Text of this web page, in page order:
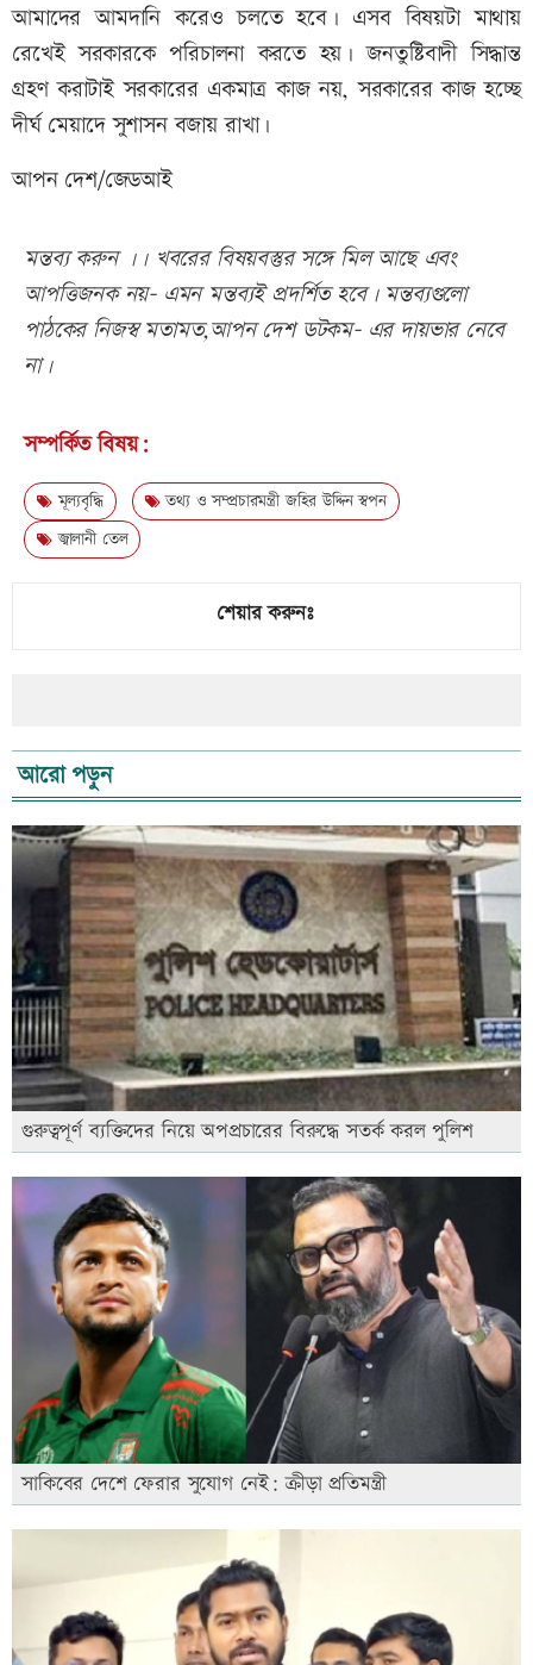
আমাদের আমদানি করেও চলতে হবে। এসব বিষয়টা মাথায়
রেখেই সরকারকে পরিচালনা করতে হয়। জনতুষ্টিবাদী সিদ্ধান্ত
গ্রহণ করাটাই সরকারের একমাত্র কাজ নয়, সরকারের কাজ হচ্ছে
দীর্ঘ মেয়াদে সুশাসন বজায় রাখা।
আপন দেশ/জেডআই
মন্তব্য করুন ।। খবরের বিষয়বস্তুর সঙ্গে মিল আছে এবং
আপত্তিজনক নয়- এমন মন্তব্যই প্রদর্শিত হবে। মন্তব্যগুলো
পাঠকের নিজস্ব মতামত,আপন দেশ ডটকম- এর দায়ভার নেবে
না।
সম্পর্কিত বিষয়:
মূল্যবৃদ্ধি
তথ্য ও সম্প্রচারমন্ত্রী জহির উদ্দিন স্বপন
জ্বালানী তেল
শেয়ার করুনঃ
আরো পড়ুন
গুরুত্বপূর্ণ ব্যক্তিদের নিয়ে অপপ্রচারের বিরুদ্ধে সতর্ক করল পুলিশ
সাকিবের দেশে ফেরার সুযোগ নেই: ক্রীড়া প্রতিমন্ত্রী